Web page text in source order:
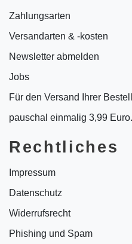
Zahlungsarten
Versandarten & -kosten
Newsletter abmelden
Jobs
Für den Versand Ihrer
pauschal einmalig 3,99 Euro.
Rechtliches
Impressum
Datenschutz
Widerrufsrecht
Phishing und Spam